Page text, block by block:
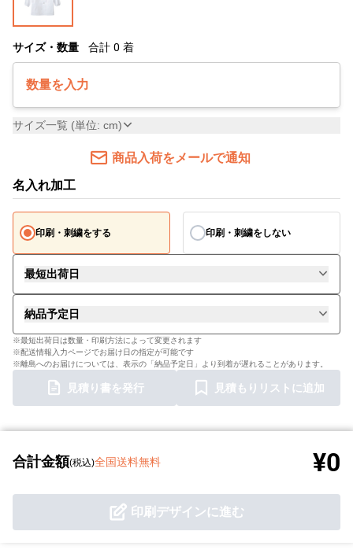
サイズ・数量 合計 0 着
数量を入力
サイズ一覧 (単位: cm)
商品入荷をメールで通知
名入れ加工
印刷・刺繍をする 印刷・刺繍をしない
最短出荷日
納品予定日
※最短出荷日は数量・印刷方法によって変更されます
※配送情報入力ページでお届け日の指定が可能です
※離島へのお届けについては、表示の「納品予定日」より到着が遅れることがあります。
見積り書を発行 見積もりリストに追加
合計金額(税込)全国送料無料 ¥0
印刷デザインに進む